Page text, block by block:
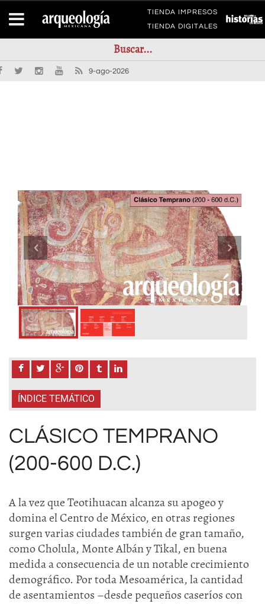
TIENDA IMPRESOS
TIENDA DIGITALES
9-ago-2026
ÍNDICE TEMÁTICO
CLÁSICO TEMPRANO
(200-600 D.C.)
A la vez que Teotihuacan alcanza su apogeo y
domina el Centro de México, en otras regiones
surgen varias ciudades también de gran tamaño,
como Cholula, Monte Albán y Tikal, en buena
medida a consecuencia de un notable crecimiento
demográfico. Por toda Mesoamérica, la cantidad
de asentamientos –desde pequeños caseríos con